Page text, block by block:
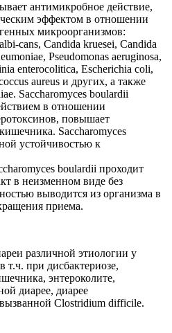
антимикробное действие,
эффектом в отношении
микроорганизмов:
cans, Candida kruesei, Candida
Pseudomоnas aeruginosa,
enterocolitica, Escherichia coli,
aureus и других, а также
Saccharomyces boulardii
в отношении
повышает
Saccharomyces
устойчивостью к
boulardii проходит
в неизменном виде без
выводится из организма в
приема.
различной этиологии у
т.ч. при дисбактериозе,
энтероколите,
диарее, диарее
Clostridium difficile.